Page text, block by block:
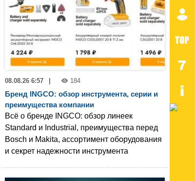
08.08.26 6:57 184
Бренд INGCO: обзор инструмента, серии и
преимущества компании
Всё о бренде INGCO: обзор линеек
Standard и Industrial, преимущества перед
Bosch и Makita, ассортимент оборудования
и секрет надежности инструмента